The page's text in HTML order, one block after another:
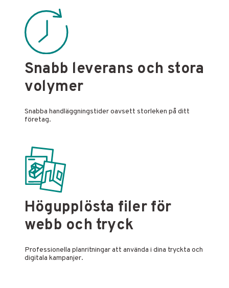
Snabb leverans och stora
volymer
Snabba handläggningstider oavsett storleken på ditt
företag.
Högupplösta filer för
webb och tryck
Professionella planritningar att använda i dina tryckta och
digitala kampanjer.